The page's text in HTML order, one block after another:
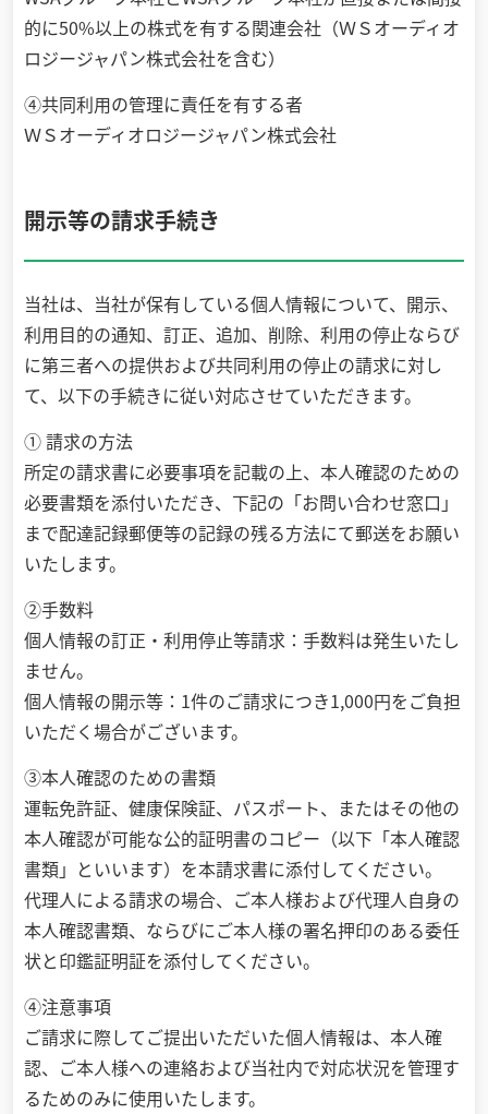
的に50%以上の株式を有する関連会社（ＷＳオーディオ
ロジージャパン株式会社を含む）
④共同利用の管理に責任を有する者
ＷＳオーディオロジージャパン株式会社
開示等の請求手続き
当社は、当社が保有している個人情報について、開示、
利用目的の通知、訂正、追加、削除、利用の停止ならび
に第三者への提供および共同利用の停止の請求に対し
て、以下の手続きに従い対応させていただきます。
① 請求の方法
所定の請求書に必要事項を記載の上、本人確認のための
必要書類を添付いただき、下記の「お問い合わせ窓口」
まで配達記録郵便等の記録の残る方法にて郵送をお願い
いたします。
②手数料
個人情報の訂正・利用停止等請求：手数料は発生いたし
ません。
個人情報の開示等：1件のご請求につき1,000円をご負担
いただく場合がございます。
③本人確認のための書類
運転免許証、健康保険証、パスポート、またはその他の
本人確認が可能な公的証明書のコピー（以下「本人確認
書類」といいます）を本請求書に添付してください。
代理人による請求の場合、ご本人様および代理人自身の
本人確認書類、ならびにご本人様の署名押印のある委任
状と印鑑証明証を添付してください。
④注意事項
ご請求に際してご提出いただいた個人情報は、本人確
認、ご本人様への連絡および当社内で対応状況を管理す
るためのみに使用いたします。